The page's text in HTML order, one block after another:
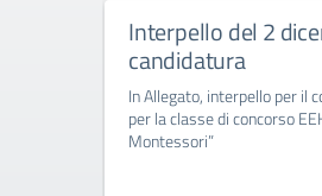
Interpello del 2
candidatura
In Allegato, interpello per il
per la classe di concorso
Montessori”